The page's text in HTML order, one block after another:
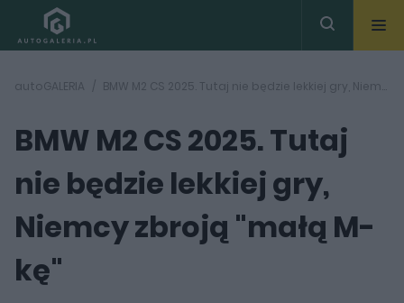
autoGALERIA BMW M2 CS 2025. Tutaj nie będzie lekkiej gry, Niemcy zbroją "małą M-kę"
BMW M2 CS 2025. Tutaj
nie będzie lekkiej gry,
Niemcy zbroją "małą M-
kę"